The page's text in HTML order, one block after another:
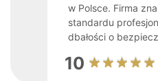
w Polsce. Firma
standardu
dbałości o
10